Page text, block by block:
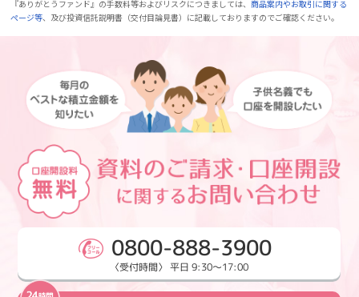
『ありがとうファンド』の手数料等およびリスクにつきましては、商品案内やお取引に関する
ページ等、及び投資信託説明書（交付目論見書）に記載しておりますのでご確認ください。
0800-888-3900
〈受付時間〉 平日 9:30～17:00